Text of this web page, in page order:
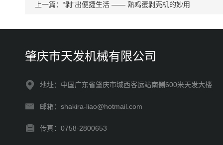
上一篇： “剥”出便捷生活 —— 熟鸡蛋剥壳机的妙用
肇庆市天发机械有限公司
地址：中国广东省肇庆市城西客运站南侧600米天发大楼
邮箱：shakira-liao@hotmail.com
传真：0758-2800653